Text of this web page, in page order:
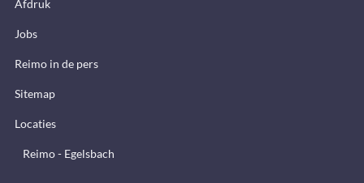
Afdruk
Jobs
Reimo in de pers
Sitemap
Locaties
Reimo - Egelsbach